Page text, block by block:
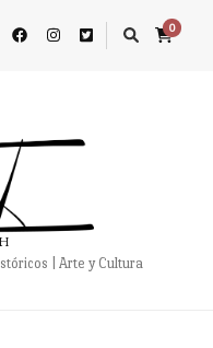
0
| Arte y Cultura